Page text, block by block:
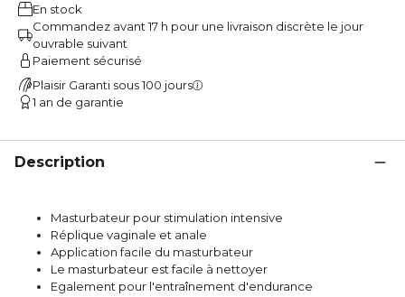
En stock
Commandez avant 17 h pour une livraison discrète le jour
ouvrable suivant
Paiement sécurisé
Plaisir Garanti sous 100 jours
1 an de garantie
Description
Masturbateur pour stimulation intensive
Réplique vaginale et anale
Application facile du masturbateur
Le masturbateur est facile à nettoyer
Egalement pour l'entraînement d'endurance